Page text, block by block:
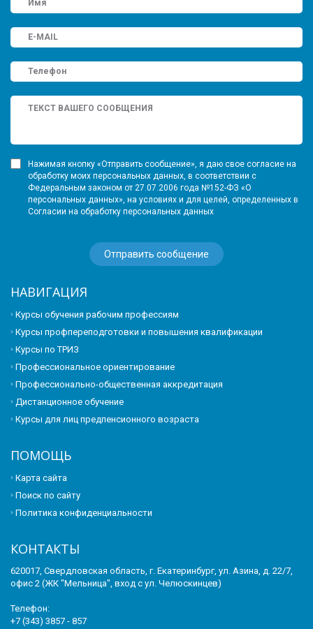
Нажимая кнопку «Отправить сообщение», я даю свое согласие на
обработку моих персональных данных, в соответствии с
Федеральным законом от 27.07.2006 года №152-ФЗ «О
персональных данных», на условиях и для целей, определенных в
Согласии на обработку персональных данных
НАВИГАЦИЯ
Курсы обучения рабочим профессиям
Курсы профпереподготовки и повышения квалификации
Курсы по ТРИЗ
Профессиональное ориентирование
Профессионально-общественная аккредитация
Дистанционное обучение
Курсы для лиц предпенсионного возраста
ПОМОЩЬ
Карта сайта
Поиск по сайту
Политика конфиденциальности
КОНТАКТЫ
620017, Свердловская область, г. Екатеринбург, ул. Азина, д. 22/7,
офис 2 (ЖК "Мельница", вход с ул. Челюскинцев)
Телефон:
+7 (343) 3857 - 857